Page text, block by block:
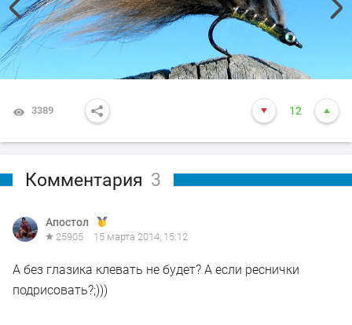
3389 12
Комментария 3
Апостол
25905 15 марта 2014, 15:12
А без глазика клевать не будет? А если реснички
подрисовать?;)))